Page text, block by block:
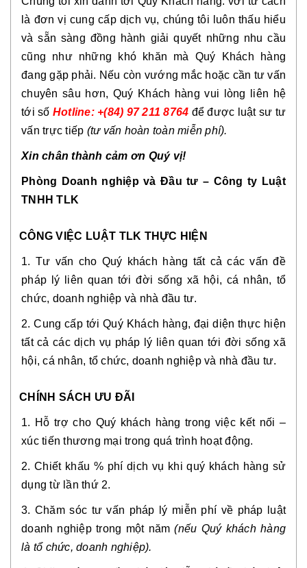
là đơn vị cung cấp dịch vụ, chúng tôi luôn thấu hiểu
và sẵn sàng đồng hành giải quyết những nhu cầu
cũng như những khó khăn mà Quý Khách hàng
đang gặp phải. Nếu còn vướng mắc hoặc cần tư vấn
chuyên sâu hơn, Quý Khách hàng vui lòng liên hệ
tới số Hotline: +(84) 97 211 8764 để được luật sư tư
vấn trực tiếp (tư vấn hoàn toàn miễn phí).
Xin chân thành cảm ơn Quý vị!
Phòng Doanh nghiệp và Đầu tư – Công ty Luật
TNHH TLK
CÔNG VIỆC LUẬT TLK THỰC HIỆN
1. Tư vấn cho Quý khách hàng tất cả các vấn đề
pháp lý liên quan tới đời sống xã hội, cá nhân, tổ
chức, doanh nghiệp và nhà đầu tư.
2. Cung cấp tới Quý Khách hàng, đại diện thực hiện
tất cả các dịch vụ pháp lý liên quan tới đời sống xã
hội, cá nhân, tổ chức, doanh nghiệp và nhà đầu tư.
CHÍNH SÁCH ƯU ĐÃI
1. Hỗ trợ cho Quý khách hàng trong việc kết nối –
xúc tiến thương mại trong quá trình hoạt động.
2. Chiết khấu % phí dịch vụ khi quý khách hàng sử
dụng từ lần thứ 2.
3. Chăm sóc tư vấn pháp lý miễn phí về pháp luật
doanh nghiệp trong một năm(nếu Quý khách hàng
là tổ chức, doanh nghiệp).